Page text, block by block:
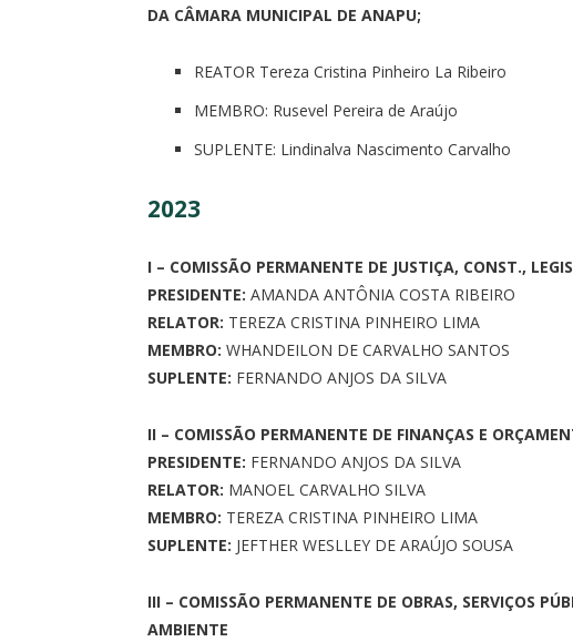
DA CÂMARA MUNICIPAL DE ANAPU;
REATOR Tereza Cristina Pinheiro La Ribeiro
MEMBRO: Rusevel Pereira de Araújo
SUPLENTE: Lindinalva Nascimento Carvalho
2023
I – COMISSÃO PERMANENTE DE JUSTIÇA, CONST.,
PRESIDENTE: AMANDA ANTÔNIA COSTA RIBEIRO
RELATOR: TEREZA CRISTINA PINHEIRO LIMA
MEMBRO: WHANDEILON DE CARVALHO SANTOS
SUPLENTE: FERNANDO ANJOS DA SILVA
II – COMISSÃO PERMANENTE DE FINANÇAS E
PRESIDENTE: FERNANDO ANJOS DA SILVA
RELATOR: MANOEL CARVALHO SILVA
MEMBRO: TEREZA CRISTINA PINHEIRO LIMA
SUPLENTE: JEFTHER WESLLEY DE ARAÚJO SOUSA
III – COMISSÃO PERMANENTE DE OBRAS, SERVIÇOS
AMBIENTE